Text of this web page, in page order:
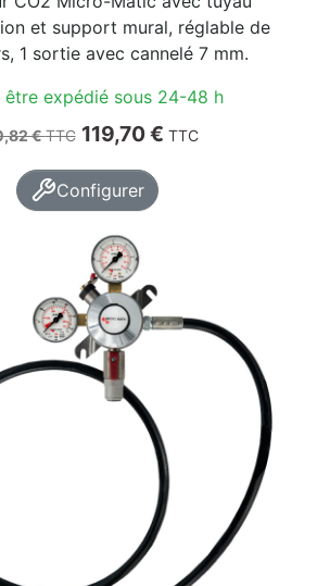
et support mural, réglable de
1 sortie avec cannelé 7 mm.
être expédié sous 24-48 h
de base
€TTC Prix
119,70 € TTC
Configurer